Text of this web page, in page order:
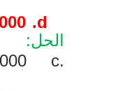
d.
الحل:
c.
1000